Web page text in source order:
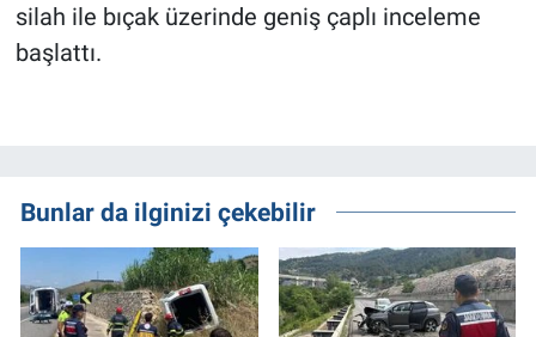
silah ile bıçak üzerinde geniş çaplı inceleme
başlattı.
Bunlar da ilginizi çekebilir